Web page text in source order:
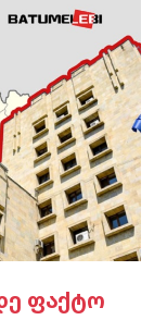
ფაქტო